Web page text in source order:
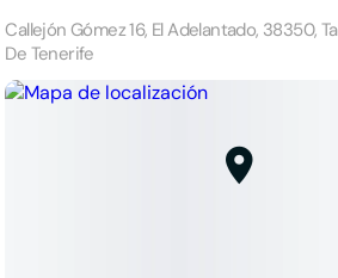
Callejón Gómez 16, El Adelantado, 38350,
De Tenerife